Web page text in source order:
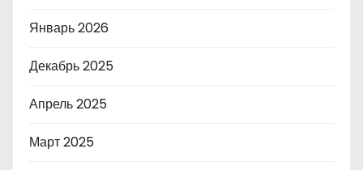
Январь 2026
Декабрь 2025
Апрель 2025
Март 2025